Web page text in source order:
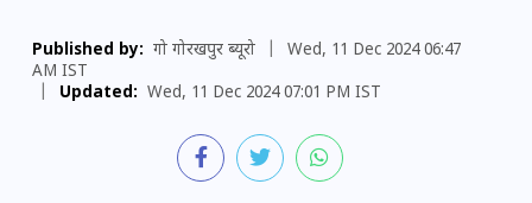
Published by: गो गोरखपुर ब्यूरो
Wed, 11 Dec 2024 06:47
AM IST
Updated: Wed, 11 Dec 2024 07:01 PM IST